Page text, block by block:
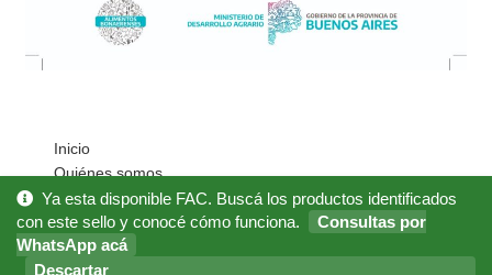
Inicio
Quiénes somos
Cómo Comprar?
Mi cuenta
Noticias
Preguntas Frecuentes
Ya esta disponible FAC. Buscá los productos identificados
con este sello y conocé cómo funciona.
Consultas por
WhatsApp acá
Descartar